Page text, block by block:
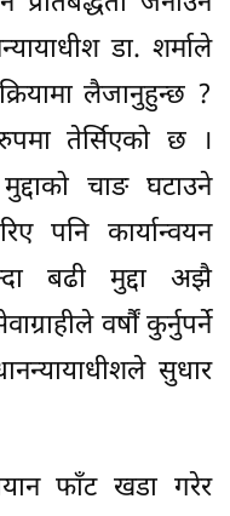
डा. शर्माले
लैजानुहुन्छ ?
तेर्सिएको छ ।
चाङ घटाउने
पनि कार्यान्वयन
बढी मुद्दा अझै
वर्षौं कुर्नुपर्ने
सुधार
फाँट खडा गरेर